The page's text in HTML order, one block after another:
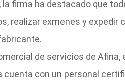
firma ha destacado que
realizar exmenes y expedir
de servicios de
cuenta con un personal